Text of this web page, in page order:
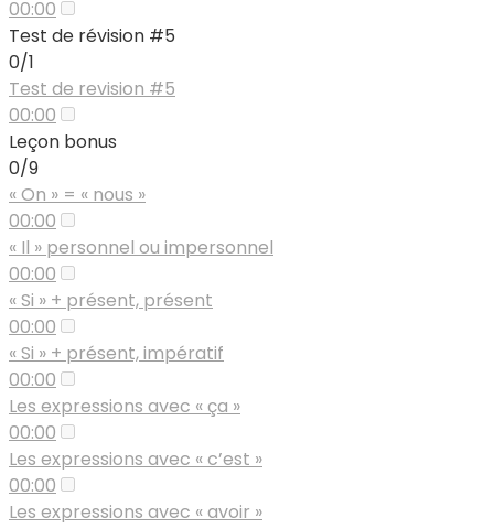
00:00
Test de révision #5
0/1
Test de revision #5
00:00
Leçon bonus
0/9
« On » = « nous »
00:00
« Il » personnel ou impersonnel
00:00
« Si » + présent, présent
00:00
« Si » + présent, impératif
00:00
Les expressions avec « ça »
00:00
Les expressions avec « c’est »
00:00
Les expressions avec « avoir »